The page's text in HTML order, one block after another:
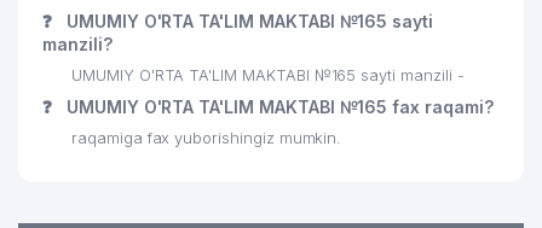
❓
UMUMIY O'RTA TA'LIM MAKTABI №165 sayti
manzili?
UMUMIY O'RTA TA'LIM MAKTABI №165 sayti manzili -
❓ UMUMIY O'RTA TA'LIM MAKTABI №165 fax raqami?
raqamiga fax yuborishingiz mumkin.